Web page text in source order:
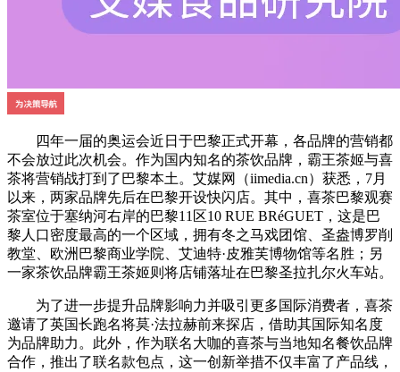
四年一届的奥运会近日于巴黎正式开幕，各品牌的营销都
不会放过此次机会。作为国内知名的茶饮品牌，霸王茶姬与喜
茶将营销战打到了巴黎本土。艾媒网（iimedia.cn）获悉，7月
以来，两家品牌先后在巴黎开设快闪店。其中，喜茶巴黎观赛
茶室位于塞纳河右岸的巴黎11区10 RUE BRéGUET，这是巴
黎人口密度最高的一个区域，拥有冬之马戏团馆、圣盎博罗削
教堂、欧洲巴黎商业学院、艾迪特·皮雅芙博物馆等名胜；另
一家茶饮品牌霸王茶姬则将店铺落址在巴黎圣拉扎尔火车站。
为了进一步提升品牌影响力并吸引更多国际消费者，喜茶
邀请了英国长跑名将莫·法拉赫前来探店，借助其国际知名度
为品牌助力。此外，作为联名大咖的喜茶与当地知名餐饮品牌
合作，推出了联名款包点，这一创新举措不仅丰富了产品线，